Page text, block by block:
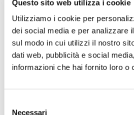
Questo sito web utilizza i cookie
Utilizziamo i cookie per
dei social media e per analizzare
sul modo in cui utilizzi il nostro
dati web, pubblicità e social
informazioni che hai fornito loro
Necessari
Incremento del tasso di
gommisti negli ultimi 3 anni,
YAP GOMME
Un modulo strategico che ci ha
contatto con nuovi attori del